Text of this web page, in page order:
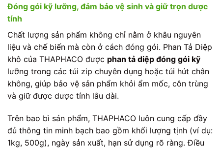
Đóng gói kỹ lưỡng, đảm bảo vệ sinh và giữ trọn dược
tính
Chất lượng sản phẩm không chỉ nằm ở khâu nguyên
liệu và chế biến mà còn ở cách đóng gói. Phan Tả Diệp
khô của THAPHACO được phan tả diệp đóng gói kỹ
lưỡng trong các túi zip chuyên dụng hoặc túi hút chân
không, giúp bảo vệ sản phẩm khỏi ẩm mốc, côn trùng
và giữ được dược tính lâu dài.
Trên bao bì sản phẩm, THAPHACO luôn cung cấp đầy
đủ thông tin minh bạch bao gồm khối lượng tịnh (ví dụ:
1kg, 500g), ngày sản xuất, hạn sử dụng rõ ràng. Điều